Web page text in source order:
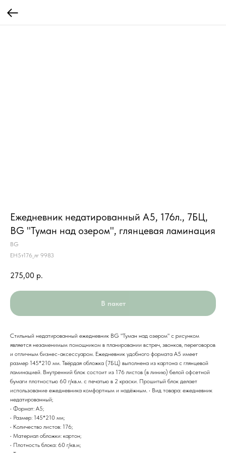
Ежедневник недатированный А5, 176л., 7БЦ,
BG "Туман над озером", глянцевая ламинация
BG
ЕН5т176_лг 9983
275,00 р.
В пакет
Стильный недатированный ежедневник BG "Туман над озером" с рисунком
является незаменимым помощником в планировании встреч, звонков, переговоров
и отличным бизнес-аксессуаром. Ежедневник удобного формата А5 имеет
размер 145*210 мм. Твёрдая обложка (7БЦ) выполнена из картона с глянцевой
ламинацией. Внутренний блок состоит из 176 листов (в линию) белой офсетной
бумаги плотностью 60 г/кв.м. с печатью в 2 краски. Прошитый блок делает
использование ежедневника комфортным и надёжным. • Вид товара: ежедневник
недатированный;
• Формат: А5;
• Размер: 145*210 мм;
• Количество листов: 176;
• Материал обложки: картон;
• Плотность блока: 60 г/кв.м;